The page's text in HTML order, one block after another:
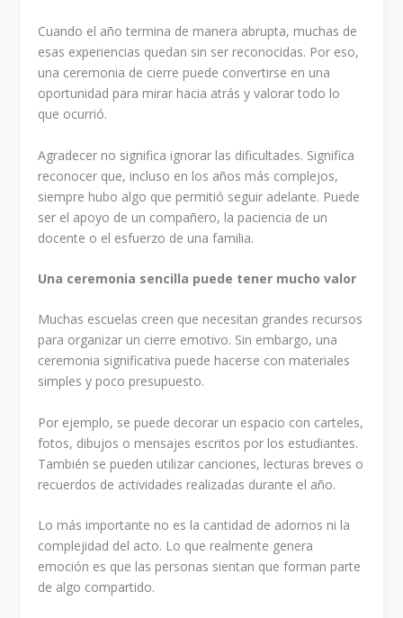
Cuando el año termina de manera abrupta, muchas de
esas experiencias quedan sin ser reconocidas. Por eso,
una ceremonia de cierre puede convertirse en una
oportunidad para mirar hacia atrás y valorar todo lo
que ocurrió.
Agradecer no significa ignorar las dificultades. Significa
reconocer que, incluso en los años más complejos,
siempre hubo algo que permitió seguir adelante. Puede
ser el apoyo de un compañero, la paciencia de un
docente o el esfuerzo de una familia.
Una ceremonia sencilla puede tener mucho valor
Muchas escuelas creen que necesitan grandes recursos
para organizar un cierre emotivo. Sin embargo, una
ceremonia significativa puede hacerse con materiales
simples y poco presupuesto.
Por ejemplo, se puede decorar un espacio con carteles,
fotos, dibujos o mensajes escritos por los estudiantes.
También se pueden utilizar canciones, lecturas breves o
recuerdos de actividades realizadas durante el año.
Lo más importante no es la cantidad de adornos ni la
complejidad del acto. Lo que realmente genera
emoción es que las personas sientan que forman parte
de algo compartido.